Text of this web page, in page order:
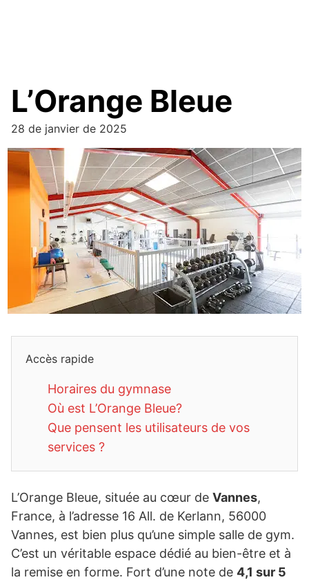
L’Orange Bleue
28 de janvier de 2025
Accès rapide
Horaires du gymnase
Où est L’Orange Bleue?
Que pensent les utilisateurs de vos
services ?
L’Orange Bleue, située au cœur de Vannes,
France, à l’adresse 16 All. de Kerlann, 56000
Vannes, est bien plus qu’une simple salle de gym.
C’est un véritable espace dédié au bien-être et à
la remise en forme. Fort d’une note de 4,1 sur 5